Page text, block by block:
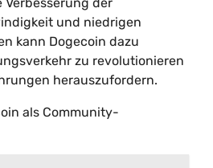
und niedrigen
kann Dogecoin dazu
zu revolutionieren
herauszufordern.
als Community-